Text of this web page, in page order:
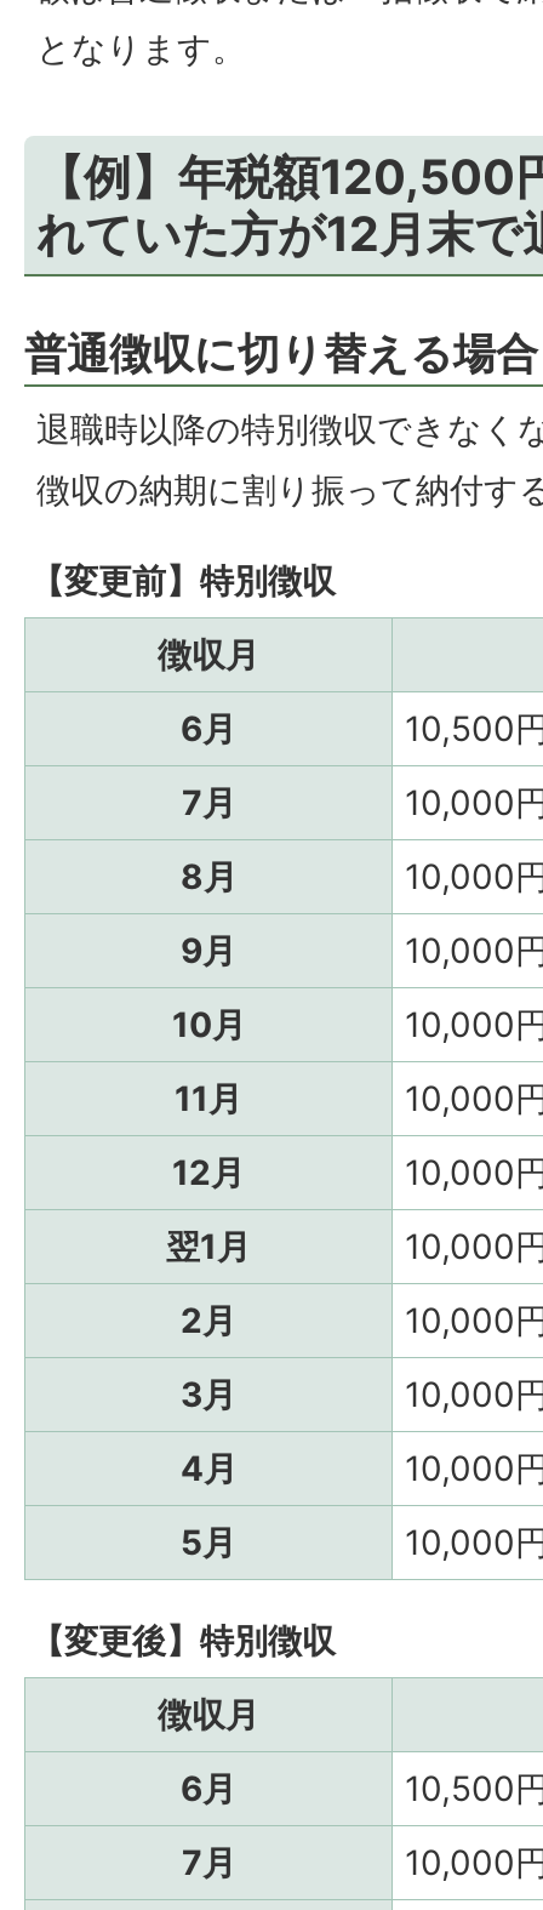
となります。
【例】年税額120,500
れていた方が12月末で
普通徴収に切り替える場合
退職時以降の特別徴収できなく
徴収の納期に割り振って納付す
【変更前】特別徴収
徴収月
6月
10,500
7月
10,000
8月
10,000
9月
10,000
10月
10,000
11月
10,000
12月
10,000
翌1月
10,000
2月
10,000
3月
10,000
4月
10,000
5月
10,000
【変更後】特別徴収
徴収月
6月
10,500
7月
10,000